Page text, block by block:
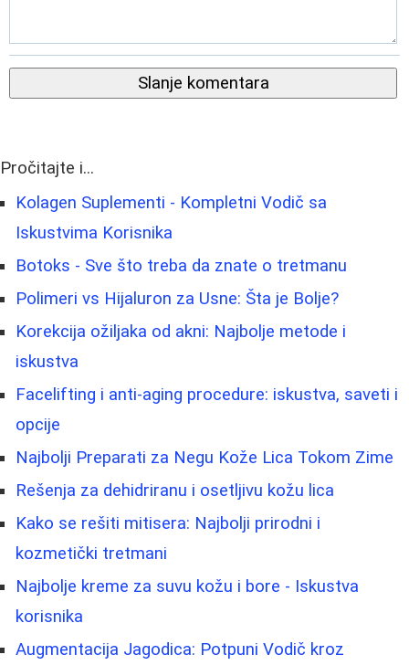
Slanje komentara
Pročitajte i...
Kolagen Suplementi - Kompletni Vodič sa
Iskustvima Korisnika
Botoks - Sve što treba da znate o tretmanu
Polimeri vs Hijaluron za Usne: Šta je Bolje?
Korekcija ožiljaka od akni: Najbolje metode i
iskustva
Facelifting i anti-aging procedure: iskustva, saveti i
opcije
Najbolji Preparati za Negu Kože Lica Tokom Zime
Rešenja za dehidriranu i osetljivu kožu lica
Kako se rešiti mitisera: Najbolji prirodni i
kozmetički tretmani
Najbolje kreme za suvu kožu i bore - Iskustva
korisnika
Augmentacija Jagodica: Potpuni Vodič kroz